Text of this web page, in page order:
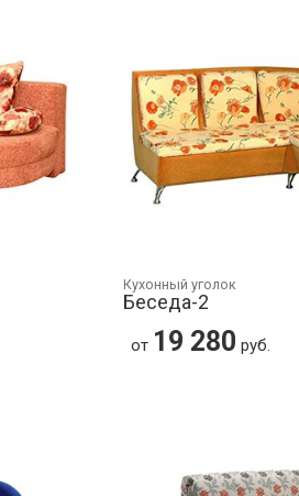
Кухонный уголок
Беседа-2
от 19 280 руб.